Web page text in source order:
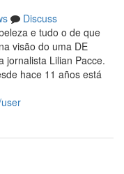
Discuss
e tudo o de que
visão do uma DE
jornalista Lilian Pacce.
hace 11 años está